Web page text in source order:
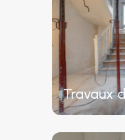
Travaux